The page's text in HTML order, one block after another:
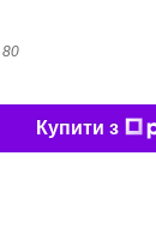
80
Купити з